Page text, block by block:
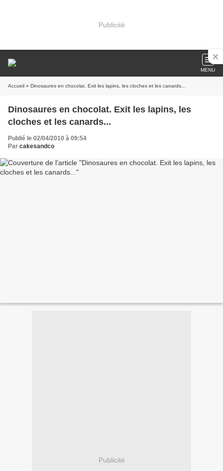
Publicité
MENU
Accueil » Dinosaures en chocolat. Exit les lapins, les cloches et les canards...
Dinosaures en chocolat. Exit les lapins, les
cloches et les canards...
Publié le 02/04/2010 à 09:54
Par cakesandco
Publicité